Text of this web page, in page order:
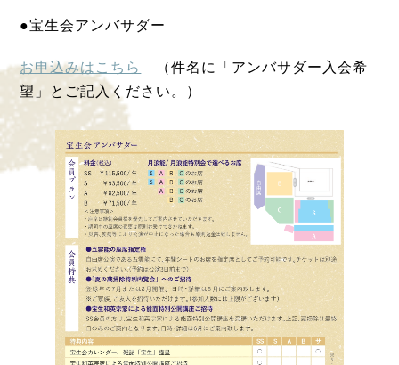
●宝生会アンバサダー
お申込みはこちら
（件名に「アンバサダー入会希
望」とご記入ください。）